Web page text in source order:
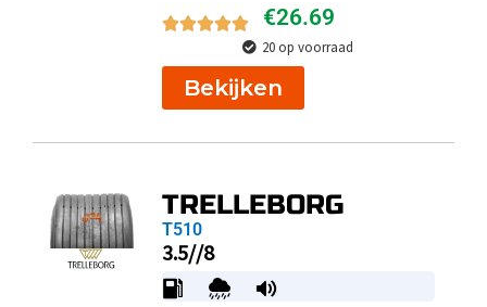
€26.69
20 op voorraad
Bekijken
TRELLEBORG
T510
3.5//8